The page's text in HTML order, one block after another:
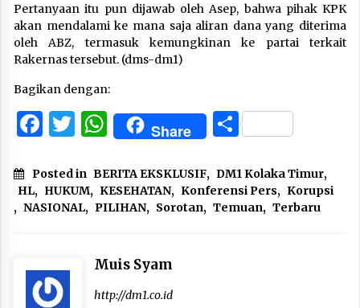
Pertanyaan itu pun dijawab oleh Asep, bahwa pihak KPK
akan mendalami ke mana saja aliran dana yang diterima
oleh ABZ, termasuk kemungkinan ke partai terkait
Rakernas tersebut. (dms-dm1)
Bagikan dengan:
Facebook
Twitter
WhatsApp
Share Share
Posted in BERITA EKSKLUSIF, DM1 Kolaka Timur,
HL, HUKUM, KESEHATAN, Konferensi Pers, Korupsi
, NASIONAL, PILIHAN, Sorotan, Temuan, Terbaru
Muis Syam
http://dm1.co.id